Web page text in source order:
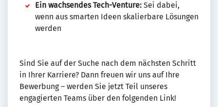
Ein wachsendes Tech-Venture: Sei dabei,
wenn aus smarten Ideen skalierbare Lösungen
werden
Sind Sie auf der Suche nach dem nächsten Schritt
in Ihrer Karriere? Dann freuen wir uns auf Ihre
Bewerbung – werden Sie jetzt Teil unseres
engagierten Teams über den folgenden Link!